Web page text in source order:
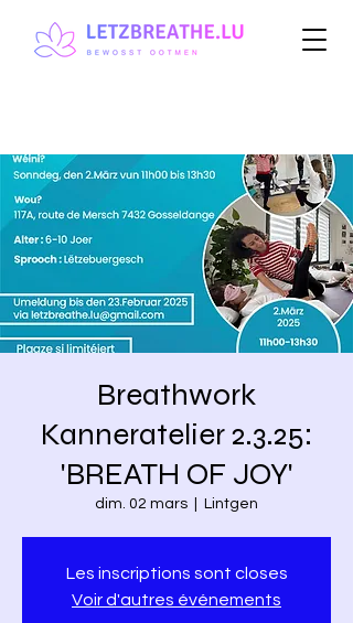
Breathwork
Kanneratelier 2.3.25:
'BREATH OF JOY'
dim. 02 mars Lintgen
Les inscriptions sont closes
Voir d'autres événements